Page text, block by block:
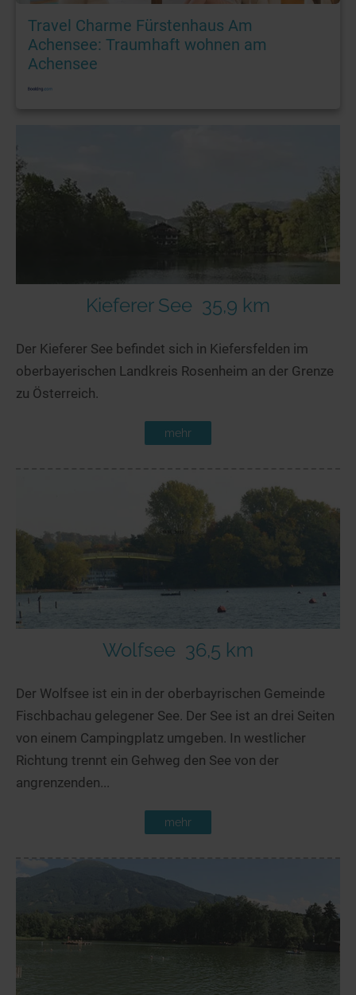
Travel Charme Fürstenhaus Am
Achensee: Traumhaft wohnen am
Achensee
Kieferer See 35,9 km
Der Kieferer See befindet sich in Kiefersfelden im
oberbayerischen Landkreis Rosenheim an der Grenze
zu Österreich.
mehr
Wolfsee 36,5 km
Der Wolfsee ist ein in der oberbayrischen Gemeinde
Fischbachau gelegener See. Der See ist an drei Seiten
von einem Campingplatz umgeben. In westlicher
Richtung trennt ein Gehweg den See von der
angrenzenden...
mehr